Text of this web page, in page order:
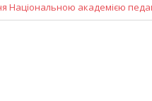
Національною академією